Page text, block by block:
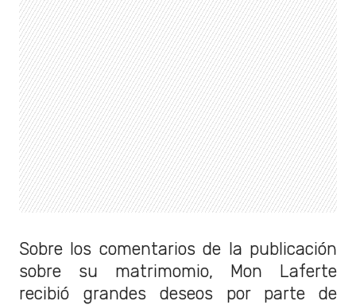
Sobre los comentarios de la publicación
sobre su matrimomio, Mon Laferte
recibió grandes deseos por parte de